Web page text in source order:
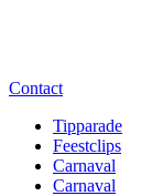
Contact
Tipparade
Feestclips
Carnaval
Carnaval